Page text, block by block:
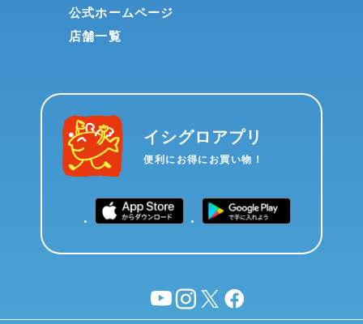
公式ホームページ
店舗一覧
イシグロアプリ
便利にお得にお買い物！
YouTubeinstagram
X facebook